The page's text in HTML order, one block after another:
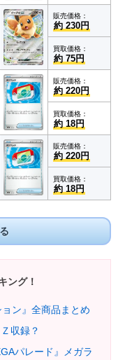
販売価格：
約 230円
買取価格：
約 75円
販売価格：
約 220円
買取価格：
約 18円
販売価格：
約 220円
買取価格：
約 18円
ング！
ン』全商品まとめ
収録？
パレード』メガラ